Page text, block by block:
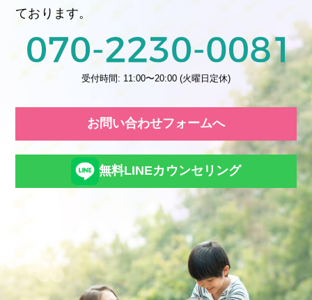
ております。
受付時間: 11:00〜20:00 (火曜日定休)
お問い合わせフォームへ
無料LINEカウンセリング